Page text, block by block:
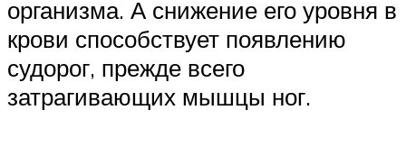
организма. А снижение его уровня в
крови способствует появлению
судорог, прежде всего
затрагивающих мышцы ног.